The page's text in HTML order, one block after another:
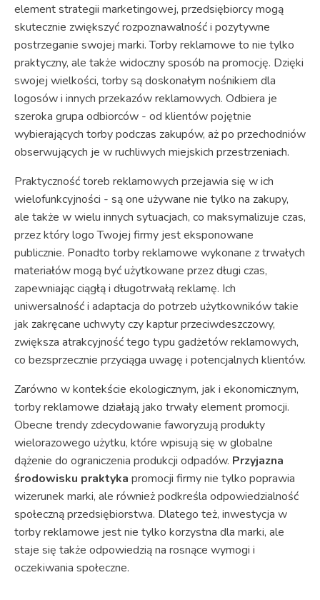
element strategii marketingowej, przedsiębiorcy mogą
skutecznie zwiększyć rozpoznawalność i pozytywne
postrzeganie swojej marki. Torby reklamowe to nie tylko
praktyczny, ale także widoczny sposób na promocję. Dzięki
swojej wielkości, torby są doskonałym nośnikiem dla
logosów i innych przekazów reklamowych. Odbiera je
szeroka grupa odbiorców - od klientów pojętnie
wybierających torby podczas zakupów, aż po przechodniów
obserwujących je w ruchliwych miejskich przestrzeniach.
Praktyczność toreb reklamowych przejawia się w ich
wielofunkcyjności - są one używane nie tylko na zakupy,
ale także w wielu innych sytuacjach, co maksymalizuje czas,
przez który logo Twojej firmy jest eksponowane
publicznie. Ponadto torby reklamowe wykonane z trwałych
materiałów mogą być użytkowane przez długi czas,
zapewniając ciągłą i długotrwałą reklamę. Ich
uniwersalność i adaptacja do potrzeb użytkowników takie
jak zakręcane uchwyty czy kaptur przeciwdeszczowy,
zwiększa atrakcyjność tego typu gadżetów reklamowych,
co bezsprzecznie przyciąga uwagę i potencjalnych klientów.
Zarówno w kontekście ekologicznym, jak i ekonomicznym,
torby reklamowe działają jako trwały element promocji.
Obecne trendy zdecydowanie faworyzują produkty
wielorazowego użytku, które wpisują się w globalne
dążenie do ograniczenia produkcji odpadów. Przyjazna
środowisku praktyka promocji firmy nie tylko poprawia
wizerunek marki, ale również podkreśla odpowiedzialność
społeczną przedsiębiorstwa. Dlatego też, inwestycja w
torby reklamowe jest nie tylko korzystna dla marki, ale
staje się także odpowiedzią na rosnące wymogi i
oczekiwania społeczne.